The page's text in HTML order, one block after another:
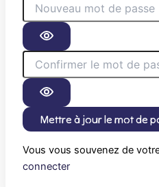
Mettre à jour le mot de
Vous vous souvenez de
connecter